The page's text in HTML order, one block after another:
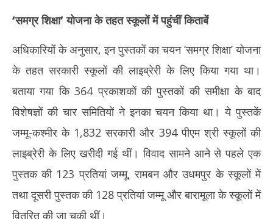
‘समग्र शिक्षा’ योजना के तहत स्कूलों में पहुंचीं किताबें
अधिकारियों के अनुसार, इन पुस्तकों का चयन ‘समग्र शिक्षा’ योजना
के तहत सरकारी स्कूलों की लाइब्रेरी के लिए किया गया था।
बताया गया कि 364 प्रकाशकों की पुस्तकों की समीक्षा के बाद
विशेषज्ञों की चार समितियों ने इनका चयन किया था। ये पुस्तकें
जम्मू-कश्मीर के 1,832 सरकारी और 394 पीएम श्री स्कूलों की
लाइब्रेरी के लिए खरीदी गई थीं। विवाद सामने आने से पहले एक
पुस्तक की 123 प्रतियां जम्मू, रामबन और उधमपुर के स्कूलों में
तथा दूसरी पुस्तक की 128 प्रतियां जम्मू और बारामूला के स्कूलों में
वितरित की जा चुकी थीं।